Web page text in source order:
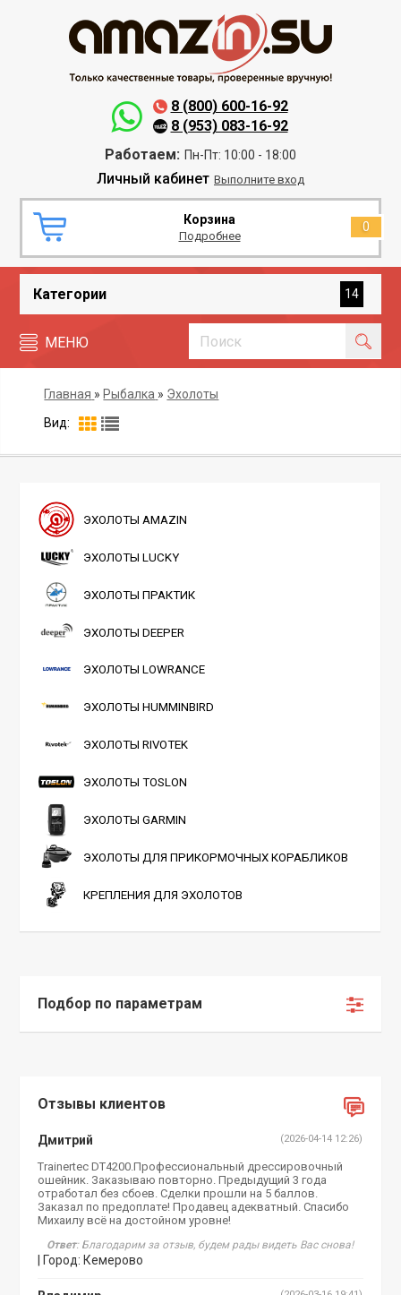
8 (800) 600-16-92
8 (953) 083-16-92
Работаем: Пн-Пт: 10:00 - 18:00
Личный кабинет Выполните вход
Корзина
Подробнее
0
Категории 14
МЕНЮ
Главная » Рыбалка » Эхолоты
Вид:
ЭХОЛОТЫ AMAZIN
ЭХОЛОТЫ LUCKY
ЭХОЛОТЫ ПРАКТИК
ЭХОЛОТЫ DEEPER
ЭХОЛОТЫ LOWRANCE
ЭХОЛОТЫ HUMMINBIRD
ЭХОЛОТЫ RIVOTEK
ЭХОЛОТЫ TOSLON
ЭХОЛОТЫ GARMIN
ЭХОЛОТЫ ДЛЯ ПРИКОРМОЧНЫХ КОРАБЛИКОВ
КРЕПЛЕНИЯ ДЛЯ ЭХОЛОТОВ
Подбор по параметрам
Отзывы клиентов
Дмитрий (2026-04-14 12:26)
Trainertec DT4200.Профессиональный дрессировочный
ошейник. Заказываю повторно. Предыдущий 3 года
отработал без сбоев. Сделки прошли на 5 баллов.
Заказал по предоплате! Продавец адекватный. Спасибо
Михаилу всё на достойном уровне!
Ответ: Благодарим за отзыв, будем рады видеть Вас снова!
| Город: Кемерово